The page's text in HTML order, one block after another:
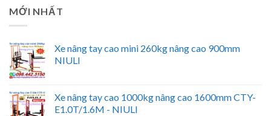
MỚI NHẤT
Xe nâng tay cao mini 260kg nâng cao 900mm
NIULI
Xe nâng tay cao 1000kg nâng cao 1600mm CTY-
E1.0T/1.6M - NIULI